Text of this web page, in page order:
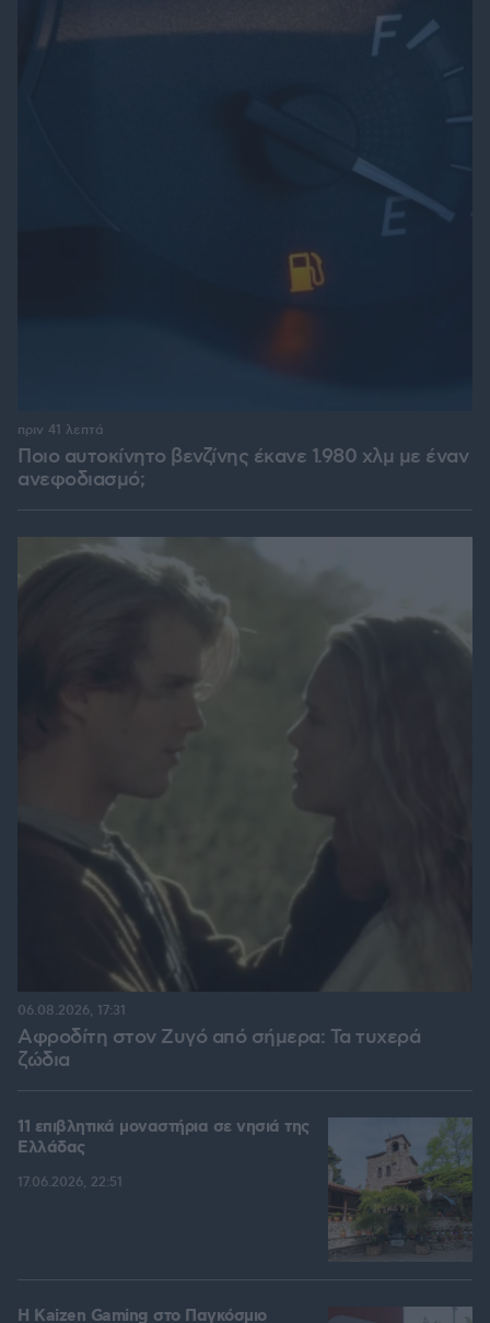
Ποιο αυτοκίνητο βενζίνης έκανε 1.980 χλμ με έναν
ανεφοδιασμό;
πριν 41 λεπτά
Αφροδίτη στον Ζυγό από σήμερα: Τα τυχερά
ζώδια
06.08.2026, 17:31
11 επιβλητικά μοναστήρια σε νησιά της
Ελλάδας
17.06.2026, 22:51
H Kaizen Gaming στο Παγκόσμιο